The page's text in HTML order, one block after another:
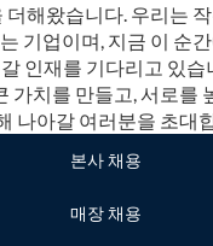
더해왔습니다. 우리는
기업이며, 지금 이 순
인재를 기다리고 있습
가치를 만들고, 서로를
나아갈 여러분을 초대
본사 채용
매장 채용